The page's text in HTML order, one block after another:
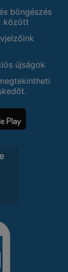
böngészés
között
újságok